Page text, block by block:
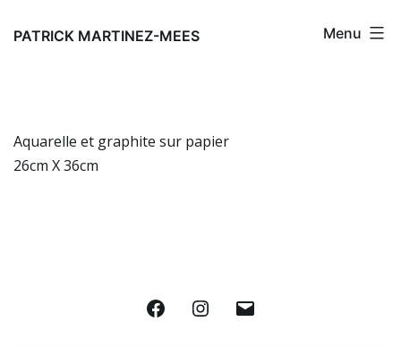
auPATRICK MARTINEZ-MEES Menu
Aquarelle et graphite sur papier
26cm X 36cm
FacebookInstagram